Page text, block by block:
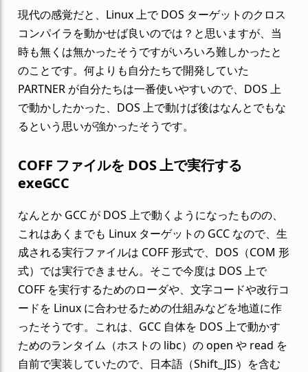
現代の感覚だと、Linux 上で DOS ターゲットのクロス
コンパイラを動かせば良いのでは？と思いますが、当
時も無くは無かったそうですがいろいろ難しかったと
のことです。何よりも自分たちで開発していた
PARTNER が自分たちは一番使いやすいので、DOS 上
で動かしたかった、DOS 上で動けば後はなんとでもな
るという思いが強かったそうです。
COFF ファイルを DOS 上で実行する
exeGCC
なんとか GCC が DOS 上で動くようになったものの、
これはあくまでも Linux ターゲットの GCC なので、生
成される実行ファイルは COFF 形式で、DOS（COM 形
式）では実行できません。そこで今度は DOS 上で
COFF を実行するためのローダや、文字コードや改行コ
ードを Linux に合わせるための仕組みなどを地道に作
ったそうです。これは、GCC 自体を DOS 上で動かす
ためのランタイム（ホストの libc）の open や read を
自前で実装していたので、日本語（Shift_JIS）を含む